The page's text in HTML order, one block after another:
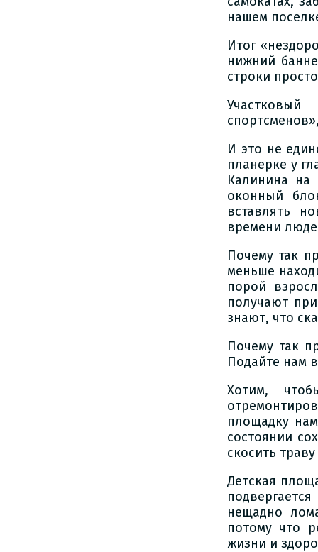
нашем
Итог
нижний
строки
И это не
планерке у
Калинина на
оконный
вставлять
времени
Почему так
меньше
порой
получают
знают, что
Почему так
Подайте нам
Хотим,
площадку
состоянии
скосить
Детская
нещадно
потому что
жизни и